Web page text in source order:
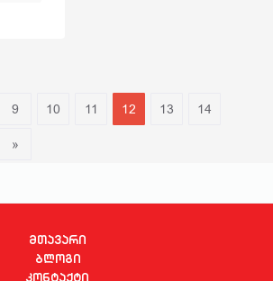
9 10 11 12 13 14
»
მთავარი
ბლოგი